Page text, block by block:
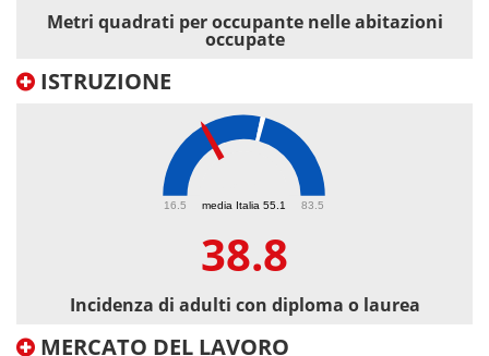
Metri quadrati per occupante nelle abitazioni
occupate
ISTRUZIONE
media Italia 55.1
16.5 83.5
38.8
Incidenza di adulti con diploma o laurea
MERCATO DEL LAVORO